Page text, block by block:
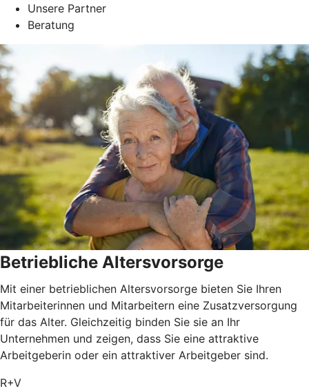
Unsere Partner
Beratung
Betriebliche Altersvorsorge
Mit einer betrieblichen Altersvorsorge bieten Sie Ihren
Mitarbeiterinnen und Mitarbeitern eine Zusatzversorgung
für das Alter. Gleichzeitig binden Sie sie an Ihr
Unternehmen und zeigen, dass Sie eine attraktive
Arbeitgeberin oder ein attraktiver Arbeitgeber sind.
R+V